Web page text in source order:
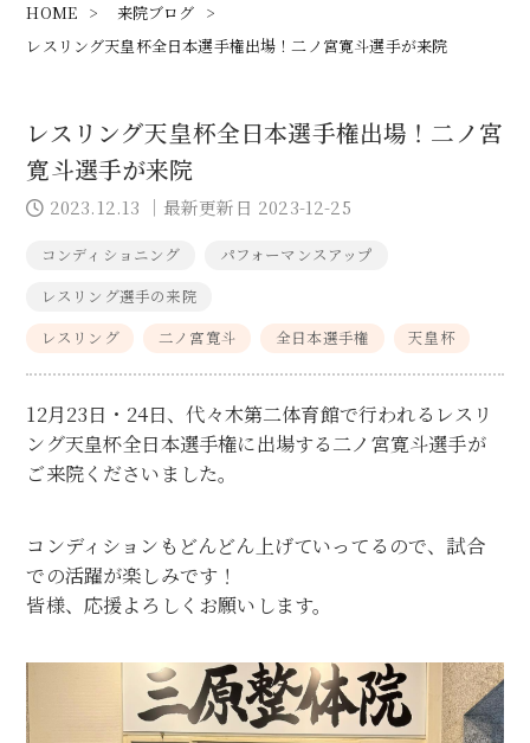
HOME > 来院ブログ >
レスリング天皇杯全日本選手権出場！二ノ宮寛斗選手が来院
レスリング天皇杯全日本選手権出場！二ノ宮
寛斗選手が来院
2023.12.13 ｜最新更新日 2023-12-25
コンディショニング
パフォーマンスアップ
レスリング選手の来院
レスリング
二ノ宮寛斗 全日本選手権 天皇杯
12月23日・24日、代々木第二体育館で行われるレスリ
ング天皇杯全日本選手権に出場する二ノ宮寛斗選手が
ご来院くださいました。
コンディションもどんどん上げていってるので、試合
での活躍が楽しみです！
皆様、応援よろしくお願いします。